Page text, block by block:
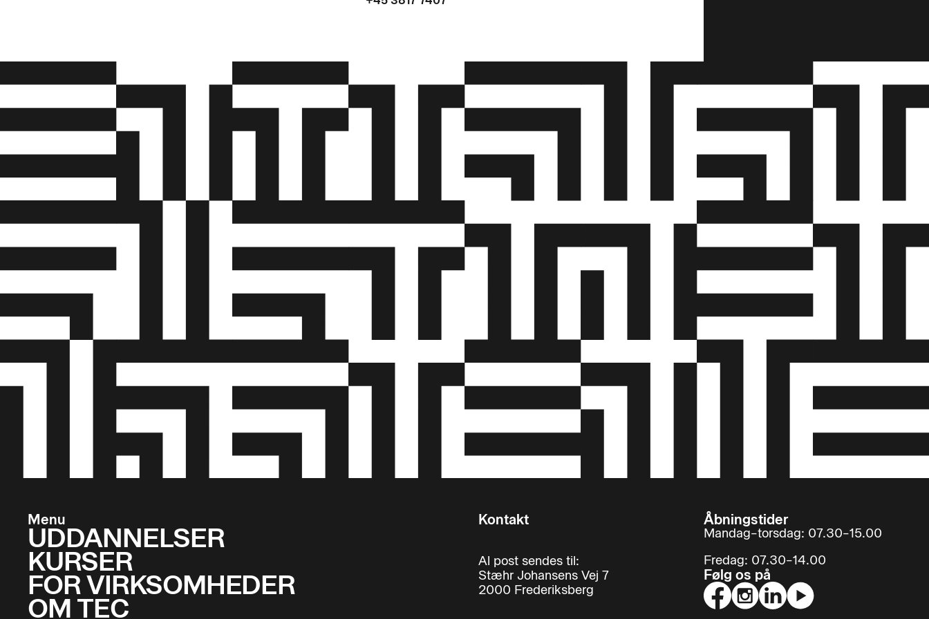
uddannelsens faglige mål.
• Anvende metoder og redskaber, herunder kendskab til læringsstile og
• Gennemføre motiverende samtaler, der sikrer faglig progression i
Menu
UDDANNELSER
KURSER
FOR VIRKSOMHEDER
OM TEC
Kontakt
Al post sendes til:
Stæhr Johansens Vej 7
2000 Frederiksberg
Åbningstider
Mandag–torsdag: 07.30–15.00
Fredag: 07.30–14.00
Følg os på